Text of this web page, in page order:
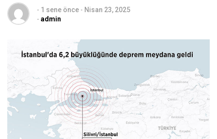
- 1 sene önce - Nisan 23, 2025
- admin